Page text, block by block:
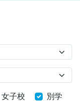
女子校 別学